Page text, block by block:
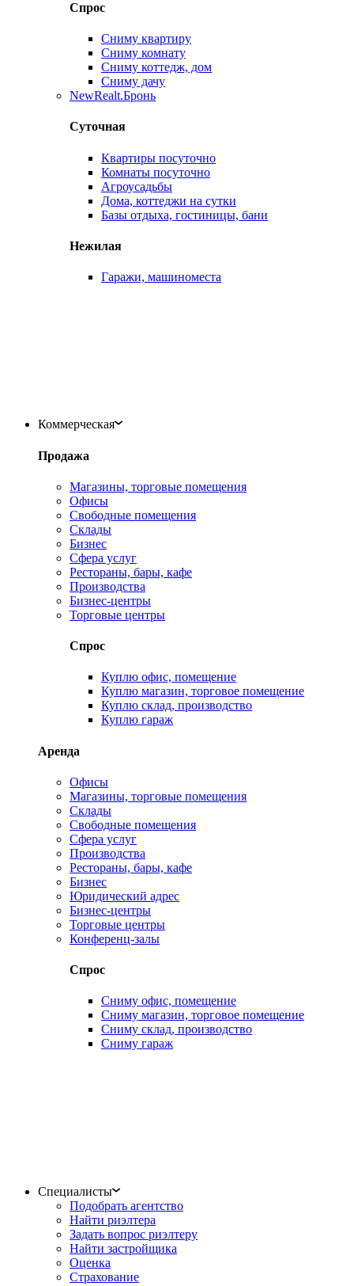
Спрос
Сниму квартиру
Сниму комнату
Сниму коттедж, дом
Сниму дачу
NewRealt.Бронь
Суточная
Квартиры посуточно
Комнаты посуточно
Агроусадьбы
Дома, коттеджи на сутки
Базы отдыха, гостиницы, бани
Нежилая
Гаражи, машиноместа
Коммерческая
Продажа
Магазины, торговые помещения
Офисы
Свободные помещения
Склады
Бизнес
Сфера услуг
Рестораны, бары, кафе
Производства
Бизнес-центры
Торговые центры
Спрос
Куплю офис, помещение
Куплю магазин, торговое помещение
Куплю склад, производство
Куплю гараж
Аренда
Офисы
Магазины, торговые помещения
Склады
Свободные помещения
Сфера услуг
Производства
Рестораны, бары, кафе
Бизнес
Юридический адрес
Бизнес-центры
Торговые центры
Конференц-залы
Спрос
Сниму офис, помещение
Сниму магазин, торговое помещение
Сниму склад, производство
Сниму гараж
Специалисты
Подобрать агентство
Найти риэлтера
Задать вопрос риэлтеру
Найти застройщика
Оценка
Страхование